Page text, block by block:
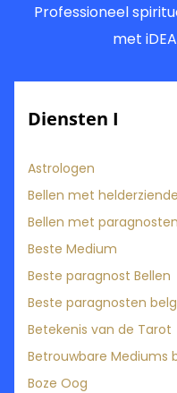
Professioneel
met
Diensten I
Astrologen
Bellen met
Bellen met paragnosten
Beste Medium
Beste paragnost Bellen
Beste paragnosten
Betekenis van de Tarot
Betrouwbare Mediums
Boze Oog